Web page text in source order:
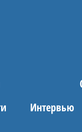
Интервью